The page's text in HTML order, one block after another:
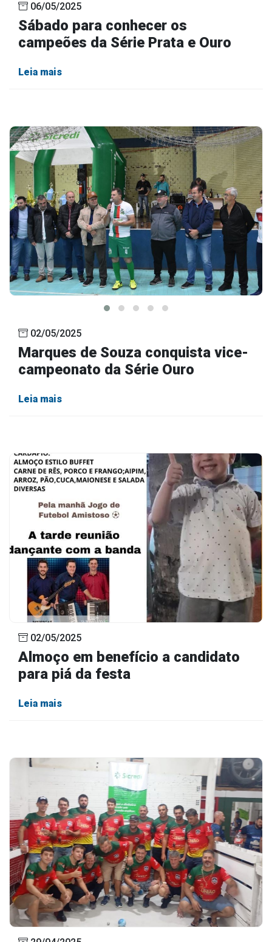
06/05/2025
Sábado para conhecer os
campeões da Série Prata e Ouro
Leia mais
02/05/2025
Marques de Souza conquista vice-
campeonato da Série Ouro
Leia mais
02/05/2025
Almoço em benefício a candidato
para piá da festa
Leia mais